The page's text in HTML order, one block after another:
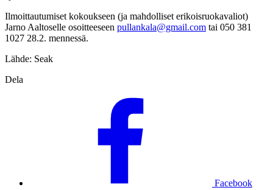
Ilmoittautumiset kokoukseen (ja mahdolliset erikoisruokavaliot)
Jarno Aaltoselle osoitteeseen pullankala@gmail.com tai 050 381
1027 28.2. mennessä.
Lähde: Seak
Dela
Facebook